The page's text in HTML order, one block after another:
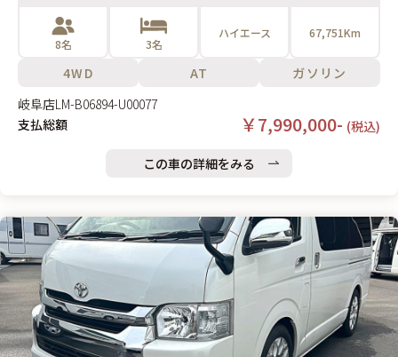
8名 3名
ハイエース 67,751Km
4WD AT
ガソリン
岐阜店LM-B06894-U00077
支払総額
￥7,990,000- (税込)
この車の詳細をみる